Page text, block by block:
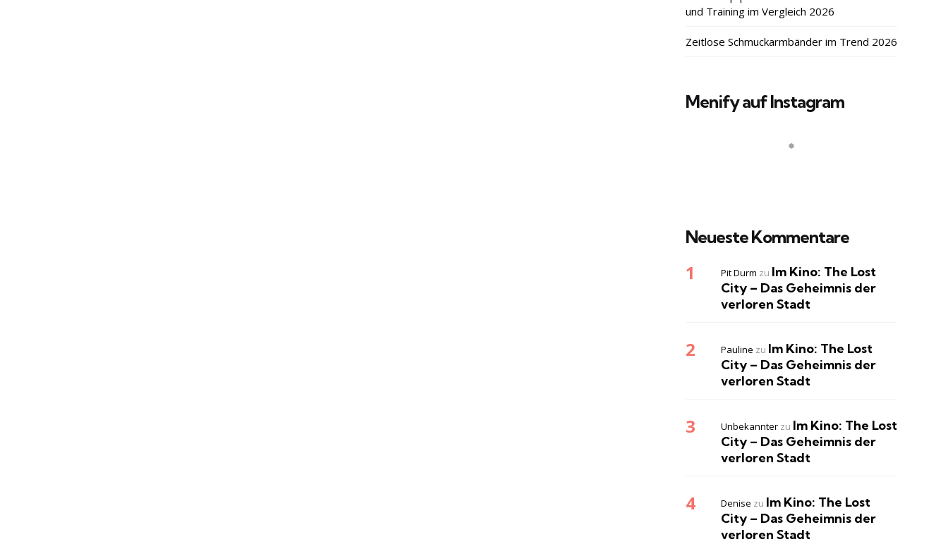
und Training im Vergleich 2026
Zeitlose Schmuckarmbänder im Trend 2026
Menify auf Instagram
Neueste Kommentare
Pit Durm zu Im Kino: The Lost
City – Das Geheimnis der
verloren Stadt
Pauline zu Im Kino: The Lost
City – Das Geheimnis der
verloren Stadt
Unbekannter zu Im Kino: The Lost
City – Das Geheimnis der
verloren Stadt
Denise zu Im Kino: The Lost
City – Das Geheimnis der
verloren Stadt